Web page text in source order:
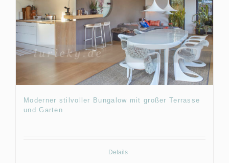
Moderner stilvoller Bungalow mit großer Terrasse
und Garten
Details